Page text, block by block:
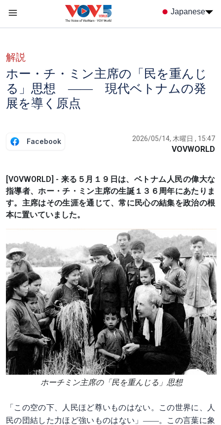
Japanese
解説
ホー・チ・ミン主席の「民を重んじ
る」思想 ―― 現代ベトナムの発
展を導く原点
Facebook 2026/05/14, 木曜日 , 15:47
VOVWORLD
[VOVWORLD] - 来る５月１９日は、ベトナム人民の偉大な
指導者、ホー・チ・ミン主席の生誕１３６周年にあたりま
す。主席はその生涯を通じて、常に民心の結集を政治の根
本に置いていました。
ホーチミン主席の「民を重んじる」思想
「この空の下、人民ほど尊いものはない。この世界に、人
民の団結した力ほど強いものはない」――。この言葉に象